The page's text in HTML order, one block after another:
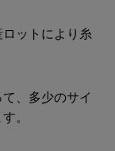
ットにより糸
、多少のサイ
。